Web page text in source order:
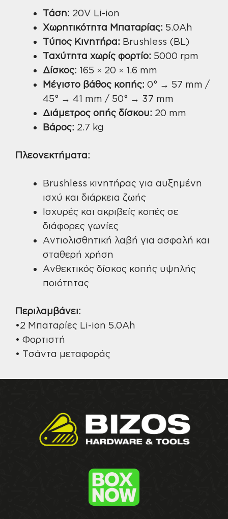
Τάση: 20V Li-ion
Χωρητικότητα Μπαταρίας: 5.0Ah
Τύπος Κινητήρα: Brushless (BL)
Ταχύτητα χωρίς φορτίο: 5000 rpm
Δίσκος: 165 × 20 × 1.6 mm
Μέγιστο βάθος κοπής: 0° → 57 mm /
45° → 41 mm / 50° → 37 mm
Διάμετρος οπής δίσκου: 20 mm
Βάρος: 2.7 kg
Πλεονεκτήματα:
Brushless κινητήρας για αυξημένη
ισχύ και διάρκεια ζωής
Ισχυρές και ακριβείς κοπές σε
διάφορες γωνίες
Αντιολισθητική λαβή για ασφαλή και
σταθερή χρήση
Ανθεκτικός δίσκος κοπής υψηλής
ποιότητας
Περιλαμβάνει:
•2 Μπαταρίες Li-ion 5.0Ah
• Φορτιστή
• Τσάντα μεταφοράς